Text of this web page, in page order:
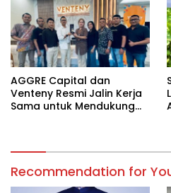
AGGRE Capital dan
Venteny Resmi Jalin Kerja
Sama untuk Mendukung
Recommendation for